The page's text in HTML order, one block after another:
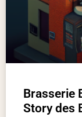
Brasserie
Story des